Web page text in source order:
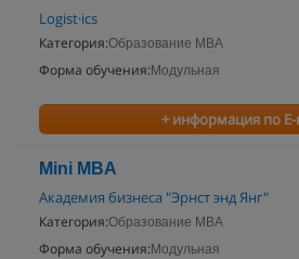
Logist·ics
Категория:Образование MBA
Форма обучения: Модульная
+ информация по
Mini MBA
Академия бизнеса "Эрнст энд Янг"
Категория:Образование MBA
Форма обучения: Модульная